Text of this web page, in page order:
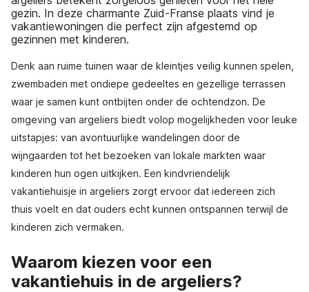
gezin. In deze charmante Zuid-Franse plaats vind je
vakantiewoningen die perfect zijn afgestemd op
gezinnen met kinderen.
Denk aan ruime tuinen waar de kleintjes veilig kunnen spelen,
zwembaden met ondiepe gedeeltes en gezellige terrassen
waar je samen kunt ontbijten onder de ochtendzon. De
omgeving van argeliers biedt volop mogelijkheden voor leuke
uitstapjes: van avontuurlijke wandelingen door de
wijngaarden tot het bezoeken van lokale markten waar
kinderen hun ogen uitkijken. Een kindvriendelijk
vakantiehuisje in argeliers zorgt ervoor dat iedereen zich
thuis voelt en dat ouders echt kunnen ontspannen terwijl de
kinderen zich vermaken.
Waarom kiezen voor een
vakantiehuis in de argeliers?